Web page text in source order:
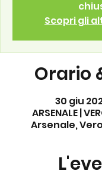
Scopri gli
Orario
30 giu
ARSENALE |
Arsenale,